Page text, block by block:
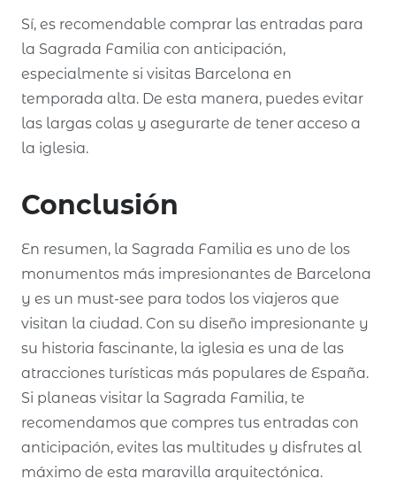
Sí, es recomendable comprar las entradas para
la Sagrada Familia con anticipación,
especialmente si visitas Barcelona en
temporada alta. De esta manera, puedes evitar
las largas colas y asegurarte de tener acceso a
la iglesia.
Conclusión
En resumen, la Sagrada Familia es uno de los
monumentos más impresionantes de Barcelona
y es un must-see para todos los viajeros que
visitan la ciudad. Con su diseño impresionante y
su historia fascinante, la iglesia es una de las
atracciones turísticas más populares de España.
Si planeas visitar la Sagrada Familia, te
recomendamos que compres tus entradas con
anticipación, evites las multitudes y disfrutes al
máximo de esta maravilla arquitectónica.